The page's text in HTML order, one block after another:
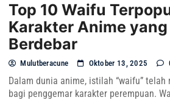
Top 10 Waifu
Karakter Anime
Berdebar
Mulutberacune Oktober 13, 2025
Dalam dunia anime, istilah “waifu”
bagi penggemar karakter perempuan.